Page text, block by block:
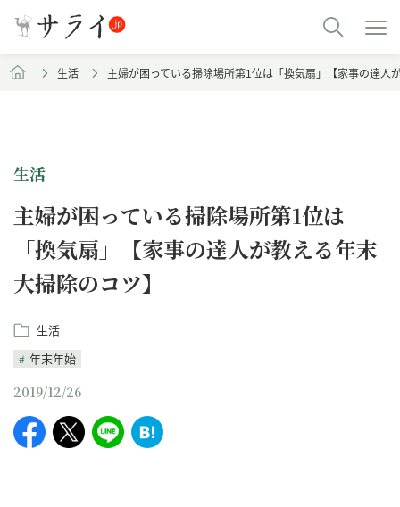
生活 主婦が困っている掃除場所第1位は「換気扇」【家事の達人
生活
主婦が困っている掃除場所第1位は
「換気扇」【家事の達人が教える年末
大掃除のコツ】
生活
年末年始
2019/12/26